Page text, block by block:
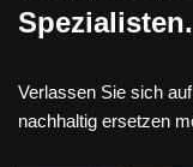
Spezialisten.
Verlassen Sie sich
nachhaltig ersetzen